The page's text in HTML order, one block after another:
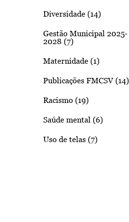
Diversidade (14)
Gestão Municipal 2025-
2028 (7)
Maternidade (1)
Publicações FMCSV (14)
Racismo (19)
Saúde mental (6)
Uso de telas (7)